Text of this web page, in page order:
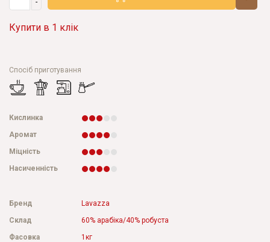
-
Купити в 1 клік
Спосіб приготування
Кислинка
Аромат
Міцність
Насиченність
Бренд
Lavazza
Склад
60% арабіка/40% робуста
Фасовка
1кг